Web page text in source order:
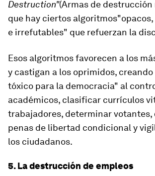
Destruction"(Armas de
que hay ciertos algoritmos
e irrefutables" que refuerzan la
Esos algoritmosfavorecen a los
y castigan a los oprimidos,
tóxico para la democracia" al
académicos, clasificar currículos
trabajadores, determinar votantes,
penas de libertad condicional y
los ciudadanos.
5. La destrucción de empleos